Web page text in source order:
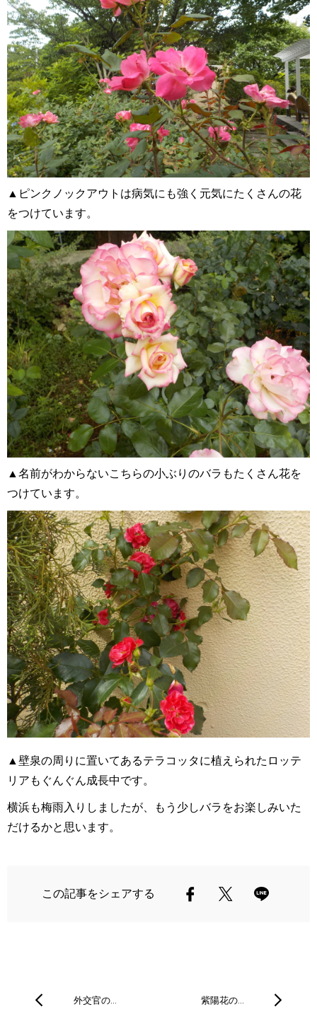
▲ピンクノックアウトは病気にも強く元気にたくさんの花
をつけています。
▲名前がわからないこちらの小ぶりのバラもたくさん花を
つけています。
▲壁泉の周りに置いてあるテラコッタに植えられたロッテ
リアもぐんぐん成長中です。
横浜も梅雨入りしましたが、もう少しバラをお楽しみいた
だけるかと思います。
この記事をシェアする
外交官の… 紫陽花の…